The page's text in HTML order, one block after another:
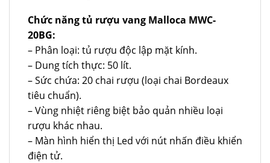
Chức năng tủ rượu vang Malloca MWC-
20BG:
– Phân loại: tủ rượu độc lập mặt kính.
– Dung tích thực: 50 lít.
– Sức chứa: 20 chai rượu (loại chai Bordeaux
tiêu chuẩn).
– Vùng nhiệt riêng biệt bảo quản nhiều loại
rượu khác nhau.
– Màn hình hiển thị Led với nút nhấn điều khiển
điện tử.